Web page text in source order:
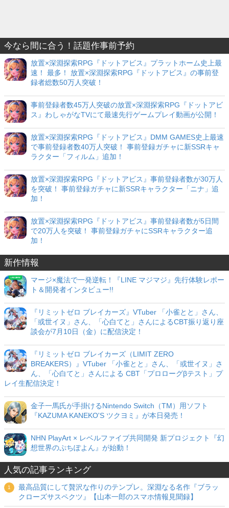
今なら間に合う！話題作事前予約
放置×深淵探索RPG『ドットアビス』プラットホーム史上最
速！ 最多！ 放置×深淵探索RPG『ドットアビス』の事前登
録者総数50万人突破！
事前登録者数45万人突破の放置×深淵探索RPG『ドットアビ
ス』わしゃがなTVにて最速先行ゲームプレイ動画が公開！
放置×深淵探索RPG『ドットアビス』DMM GAMES史上最速
で事前登録者数40万人突破！ 事前登録ガチャに新SSRキャ
ラクター「フィルム」追加！
放置×深淵探索RPG『ドットアビス』事前登録者数が30万人
を突破！ 事前登録ガチャに新SSRキャラクター「ニナ」追
加！
放置×深淵探索RPG『ドットアビス』事前登録者数が5日間
で20万人を突破！ 事前登録ガチャにSSRキャラクター追
加！
新作情報
マージ×魔法で一発逆転！『LINE マジマジ』先行体験レポー
ト＆開発者インタビュー!!
『リミットゼロ ブレイカーズ』VTuber 「小雀とと」さん、
「或世イヌ」さん、「心白てと」さんによるCBT振り返り座
談会が7月10日（金）に配信決定！
『リミットゼロ ブレイカーズ（LIMIT ZERO
BREAKERS）』VTuber 「小雀とと」さん、「或世イヌ」さ
ん、「心白てと」さんによる CBT「プロローグβテスト」プ
レイ生配信決定！
金子一馬氏が手掛けるNintendo Switch（TM）用ソフト
『KAZUMA KANEKO'S ツクヨミ』が本日発売！
NHN PlayArt × レベルファイブ共同開発 新プロジェクト『幻
想世界のぷちぽよん』が始動！
人気の記事ランキング
最高品質にして贅沢な作りのテンプレ。深淵なる名作『ブラッ
クローズサスペクツ』【山本一郎のスマホ情報見聞録】